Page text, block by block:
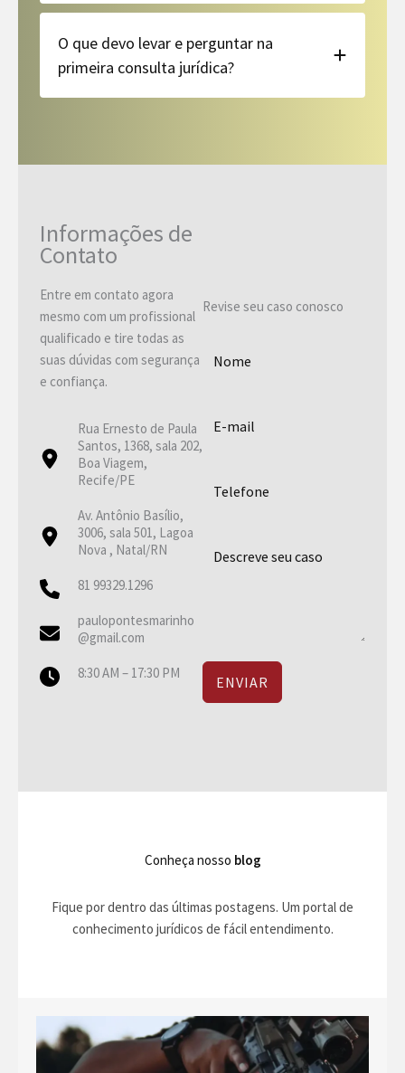
O que devo levar e perguntar na
primeira consulta jurídica?
Informações de
Contato
Entre em contato agora
mesmo com um profissional
qualificado e tire todas as
suas dúvidas com segurança
e confiança.
Rua Ernesto de Paula
Santos, 1368, sala 202,
Boa Viagem,
Recife/PE
Av. Antônio Basílio,
3006, sala 501, Lagoa
Nova , Natal/RN
81 99329.1296
paulopontesmarinho
@gmail.com
8:30 AM – 17:30 PM
Revise seu caso conosco
ENVIAR
Conheça nosso blog
Fique por dentro das últimas postagens. Um portal de
conhecimento jurídicos de fácil entendimento.